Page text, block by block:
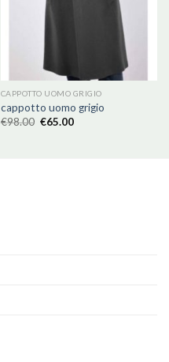
CAPPOTTO UOMO GRIGIO
cappotto uomo grigio
€98.00 €65.00